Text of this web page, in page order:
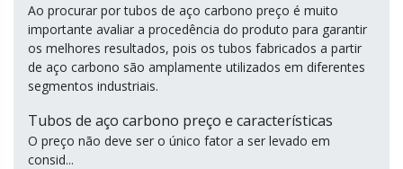
Ao procurar por tubos de aço carbono preço é muito
importante avaliar a procedência do produto para garantir
os melhores resultados, pois os tubos fabricados a partir
de aço carbono são amplamente utilizados em diferentes
segmentos industriais.
Tubos de aço carbono preço e características
O preço não deve ser o único fator a ser levado em
consid...